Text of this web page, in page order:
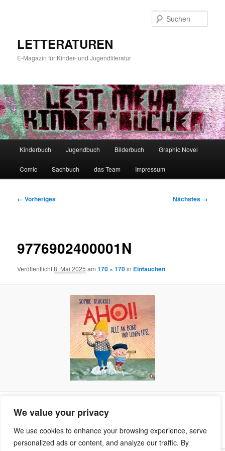
We value your privacy
We use cookies to enhance your browsing experience, serve
personalized ads or content, and analyze our traffic. By
LETTERATUREN
E-Magazin für Kinder- und Jugendliteratur
Kinderbuch Jugendbuch Bilderbuch Graphic Novel
Comic Sachbuch das Team Impressum
Bilder-
← Vorheriges Nächstes →
9776902400001N
Veröffentlicht8. Mai 2025 am170 × 170in Eintauchen
Facebook
TwitterLinkedIn
Tumblr
Teilen